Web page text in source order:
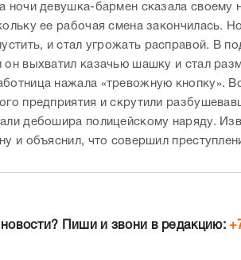
ночи девушка-бармен сказала своему
ее рабочая смена закончилась.
и стал угрожать расправой. В
он выхватил казачью шашку и стал
нажала «тревожную кнопку».
предприятия и скрутили
дебошира полицейскому наряду.
и объяснил, что совершил
новости? Пиши и звони в редакцию: